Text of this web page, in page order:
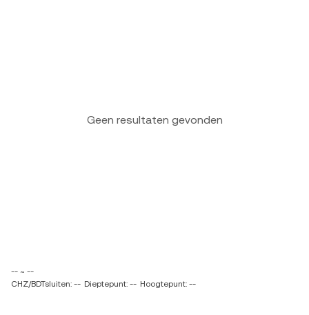
Geen resultaten gevonden
-- ~ --
CHZ/BDTsluiten: -- Dieptepunt: -- Hoogtepunt: --